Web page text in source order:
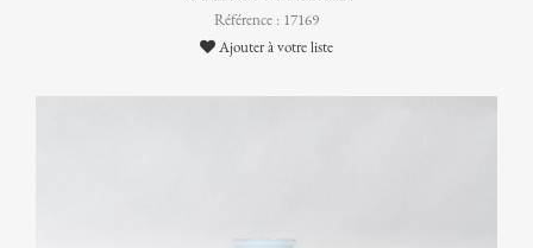
Référence : 17169
Ajouter à votre liste